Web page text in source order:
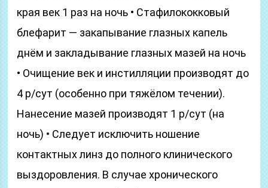
края век 1 раз на ночь • Стафилококковый
блефарит — закапывание глазных капель
днём и закладывание глазных мазей на ночь
• Очищение век и инстилляции производят до
4 р/сут (особенно при тяжёлом течении).
Нанесение мазей производят 1 р/сут (на
ночь) • Следует исключить ношение
контактных линз до полного клинического
выздоровления. В случае хронического